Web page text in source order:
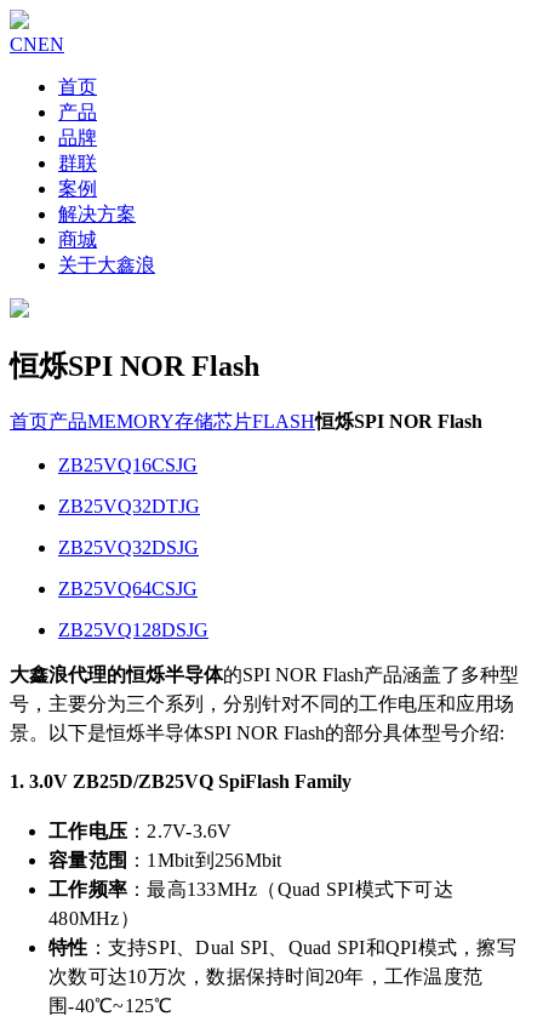
CNEN
首页
产品
品牌
群联
案例
解决方案
商城
关于大鑫浪
恒烁SPI NOR Flash
首页产品MEMORY存储芯片FLASH恒烁SPI NOR Flash
ZB25VQ16CSJG
ZB25VQ32DTJG
ZB25VQ32DSJG
ZB25VQ64CSJG
ZB25VQ128DSJG
大鑫浪代理的恒烁半导体的SPI NOR Flash产品涵盖了多种型
号，主要分为三个系列，分别针对不同的工作电压和应用场
景。以下是恒烁半导体SPI NOR Flash的部分具体型号介绍:
1. 3.0V ZB25D/ZB25VQ SpiFlash Family
工作电压 ：2.7V-3.6V
容量范围 ：1Mbit到256Mbit
工作频率 ：最高133MHz（Quad SPI模式下可达
480MHz）
特性 ：支持SPI、Dual SPI、Quad SPI和QPI模式，擦写
次数可达10万次，数据保持时间20年，工作温度范
围-40℃~125℃